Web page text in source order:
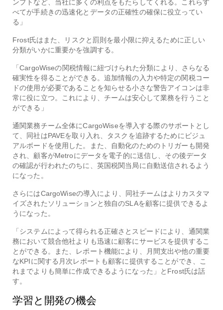
ンプトなど、当社に多くの利点をもたらしてくれる。これらす
べてが手続きの迅速化とデータの正確性の確保に役立ってい
る」
Frost氏はまた、リスクと罰則を最小限に抑えるために正しい
分類がいかに重要かを強調する。
「CargoWiseの関税情報に紐づけられた分類により、さらなる
確実性を得ることができる。追加情報の入力や特定の関税コー
ドの使用が必要であることを知らせる小さな警告アイコンは非
常に役に立つ。これにより、チームは安心して業務を行うこと
ができる」
通関業務チーム全体にCargoWiseを導入する際のサポートとし
て、同社はPAVEを取り入れ、タスクを追跡するためにビジュ
アルボードを使用した。また、自動化のためのトリガーも開発
され、顧客がMetroにデータを電子的に送信し、その後データ
の確認が行われたのちに、英国税関当局に自動送信されるよう
になった。
さらにはCargoWiseの導入により、同社チームはよりカスタマ
イズされたソリューションと独自のSLAを顧客に提供できるよ
うになった。
「システムによって得られる正確さとスピードにより、通関業
務において競合他社よりも迅速に顧客にサービスを提供するこ
とができる。また、レポート機能により、月間支出や他の重要
なKPIに関する月次レポートも顧客に提供することができ、こ
れまでよりも簡単に作成できるようになった」とFrost氏は話
す。
学習と開発の機会